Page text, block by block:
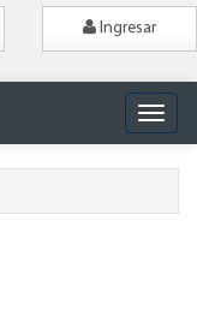
Ingresar